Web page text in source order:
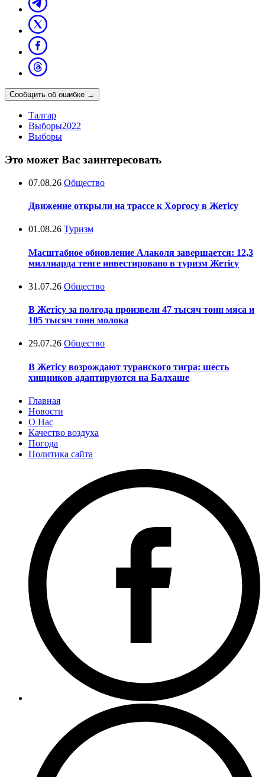
Сообщить об ошибке →
Талгар
Выборы2022
Выборы
Это может Вас заинтересовать
07.08.26 Общество
Движение открыли на трассе к Хоргосу в Жетісу
01.08.26 Туризм
Масштабное обновление Алаколя завершается: 12,3
миллиарда тенге инвестировано в туризм Жетісу
31.07.26 Общество
В Жетісу за полгода произвели 47 тысяч тонн мяса и
105 тысяч тонн молока
29.07.26 Общество
В Жетісу возрождают туранского тигра: шесть
хищников адаптируются на Балхаше
Главная
Новости
О Нас
Качество воздуха
Погода
Политика сайта